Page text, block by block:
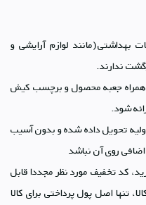
لوازم آرایشی و
ندارند.
همراه جعبه محصول و برچسب کیش
شود.
اولیه تحویل داده شده و بدون آسیب
روی آن نباشد
کد تخفیف مورد نظر مجددا قابل
تنها اصل پول پرداختی برای کالا